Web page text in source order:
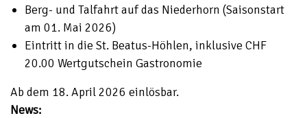
Berg- und Talfahrt auf das Niederhorn (Saisonstart
am 01. Mai 2026)
Eintritt in die St. Beatus-Höhlen, inklusive CHF
20.00 Wertgutschein Gastronomie
Ab dem 18. April 2026 einlösbar.
News: